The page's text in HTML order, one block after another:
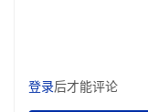
登录后才能评论